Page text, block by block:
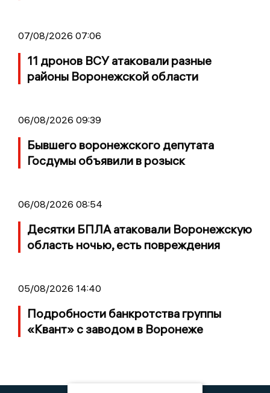
07/08/2026 07:06
11 дронов ВСУ атаковали разные
районы Воронежской области
06/08/2026 09:39
Бывшего воронежского депутата
Госдумы объявили в розыск
06/08/2026 08:54
Десятки БПЛА атаковали Воронежскую
область ночью, есть повреждения
05/08/2026 14:40
Подробности банкротства группы
«Квант» с заводом в Воронеже